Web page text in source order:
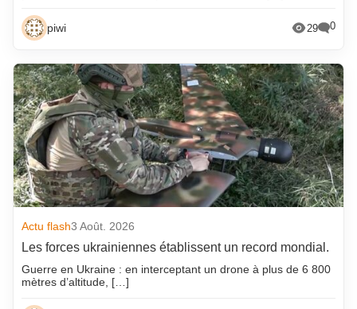
piwi 29 0
Actu flash3 Août. 2026
Les forces ukrainiennes établissent un record mondial.
Guerre en Ukraine : en interceptant un drone à plus de 6 800
mètres d’altitude, […]